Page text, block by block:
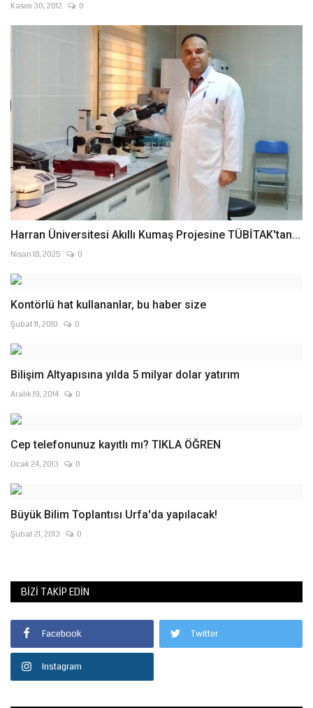
Kasım 30, 2012 0
Harran Üniversitesi Akıllı Kumaş Projesine TÜBİTAK'tan...
Nisan 18, 2025 0
Kontörlü hat kullananlar, bu haber size
Şubat 11, 2010 0
Bilişim Altyapısına yılda 5 milyar dolar yatırım
Aralık 19, 2014 0
Cep telefonunuz kayıtlı mı? TIKLA ÖĞREN
Ocak 24, 2013 0
Büyük Bilim Toplantısı Urfa'da yapılacak!
Şubat 21, 2013 0
BIZI TAKIP EDIN
Facebook Twitter
Instagram